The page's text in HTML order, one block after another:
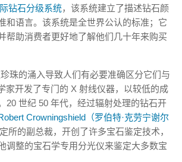
钻石分级系统，该系统建立了描述钻石颜
和语言。该系统是全世界公认的标准；它
帮助消费者更好地了解他们几十年来购买
珠的涌入导致人们有必要准确区分它们与
家开发了专门的 X 射线仪器，以较低的成
20 世纪 50 年代，经过辐射处理的钻石开
Crowningshield（罗伯特·克劳宁谢尔
所的副总裁，开创了许多宝石鉴定技术，
调整的宝石学专用分光仪来鉴定大多数宝